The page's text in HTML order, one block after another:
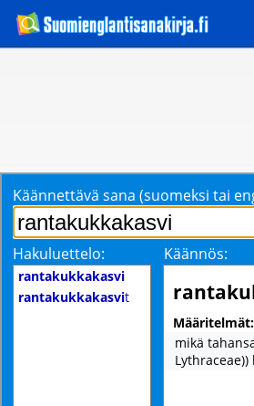
Käännettävä sana (suomeksi tai
Hakuluettelo: Käännös:
rantakukkakasvi
rantakukkakasvit
Määritelmät:
mikä
Lythraceae))